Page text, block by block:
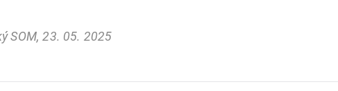
SOM, 23. 05. 2025